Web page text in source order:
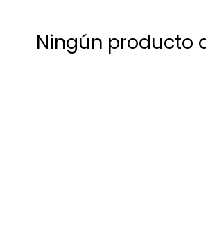
Ningún producto